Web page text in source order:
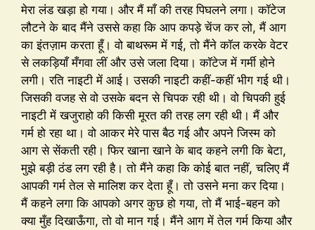
मेरा लंड खड़ा हो गया। और मैं माँ की तरह पिघलने लगा। कॉटेज
लौटने के बाद मैंने उससे कहा कि आप कपड़े चेंज कर लो, मैं आग
का इंतज़ाम करता हूँ। वो बाथरूम में गई, तो मैंने कॉल करके वेटर
से लकड़ियाँ मँगवा लीं और उसे जला दिया। कॉटेज में गर्मी होने
लगी। रति नाइटी में आई। उसकी नाइटी कहीं-कहीं भीग गई थी।
जिसकी वजह से वो उसके बदन से चिपक रही थी। वो चिपकी हुई
नाइटी में खजुराहो की किसी मूरत की तरह लग रही थी। मैं और
गर्म हो रहा था। वो आकर मेरे पास बैठ गई और अपने जिस्म को
आग से सेंकती रही। फिर खाना खाने के बाद कहने लगी कि बेटा,
मुझे बड़ी ठंड लग रही है। तो मैंने कहा कि कोई बात नहीं, चलिए मैं
आपकी गर्म तेल से मालिश कर देता हूँ। तो उसने मना कर दिया।
मैं कहने लगा कि आपको अगर कुछ हो गया, तो मैं भाई-बहन को
क्या मुँह दिखाऊँगा, तो वो मान गई। मैंने आग में तेल गर्म किया और